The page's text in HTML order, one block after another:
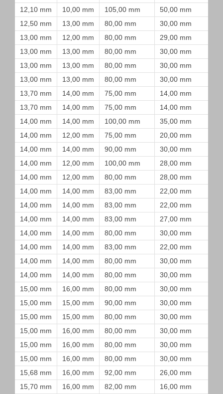
12,10 mm
10,00 mm 105,00 mm
50,00 mm
12,50 mm
13,00 mm 80,00 mm
30,00 mm
13,00 mm
12,00 mm 80,00 mm
29,00 mm
13,00 mm
13,00 mm 80,00 mm
30,00 mm
13,00 mm
13,00 mm 80,00 mm
30,00 mm
13,00 mm
13,00 mm 80,00 mm
30,00 mm
13,70 mm
14,00 mm 75,00 mm
14,00 mm
13,70 mm
14,00 mm 75,00 mm
14,00 mm
14,00 mm
14,00 mm 100,00 mm
35,00 mm
14,00 mm
12,00 mm 75,00 mm
20,00 mm
14,00 mm
14,00 mm 90,00 mm
30,00 mm
14,00 mm
12,00 mm 100,00 mm
28,00 mm
14,00 mm
12,00 mm 80,00 mm
28,00 mm
14,00 mm
14,00 mm 83,00 mm
22,00 mm
14,00 mm
14,00 mm 83,00 mm
22,00 mm
14,00 mm
14,00 mm 83,00 mm
27,00 mm
14,00 mm
14,00 mm 80,00 mm
30,00 mm
14,00 mm
14,00 mm 83,00 mm
22,00 mm
14,00 mm
14,00 mm 80,00 mm
30,00 mm
14,00 mm
14,00 mm 80,00 mm
30,00 mm
15,00 mm
16,00 mm 80,00 mm
30,00 mm
15,00 mm
15,00 mm 90,00 mm
30,00 mm
15,00 mm
15,00 mm 80,00 mm
30,00 mm
15,00 mm
16,00 mm 80,00 mm
30,00 mm
15,00 mm
16,00 mm 80,00 mm
30,00 mm
15,00 mm
16,00 mm 80,00 mm
30,00 mm
15,68 mm
16,00 mm 92,00 mm
26,00 mm
15,70 mm
16,00 mm 82,00 mm 16,00 mm